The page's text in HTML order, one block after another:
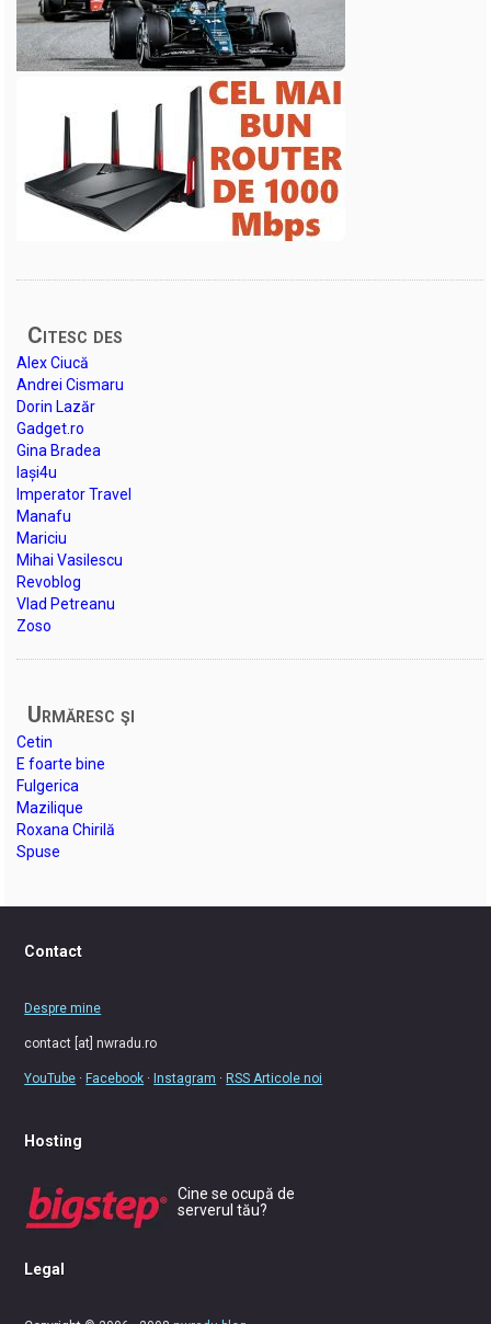
Citesc des
Alex Ciucă
Andrei Cismaru
Dorin Lazăr
Gadget.ro
Gina Bradea
Iași4u
Imperator Travel
Manafu
Mariciu
Mihai Vasilescu
Revoblog
Vlad Petreanu
Zoso
Urmăresc şi
Cetin
E foarte bine
Fulgerica
Mazilique
Roxana Chirilă
Spuse
Contact
Despre mine
contact [at] nwradu.ro
YouTube ·Facebook ·Instagram ·RSS Articole noi
Hosting
Cine se ocupă de
serverul tău?
Legal